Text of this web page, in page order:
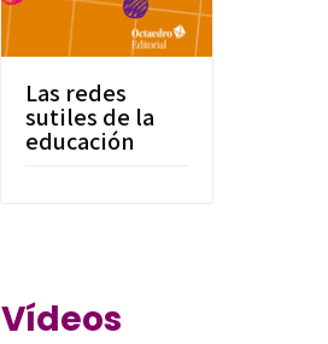
Las redes
sutiles de la
educación
Vídeos